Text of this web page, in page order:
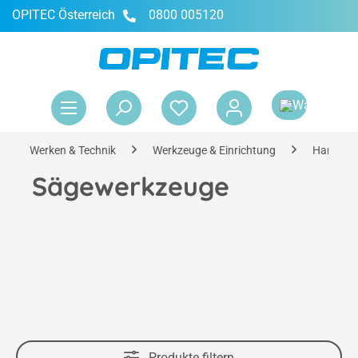
springen
OPITEC Österreich 0800 005120
Werken & Technik Werkzeuge & Einrichtung
Sägewerkzeuge